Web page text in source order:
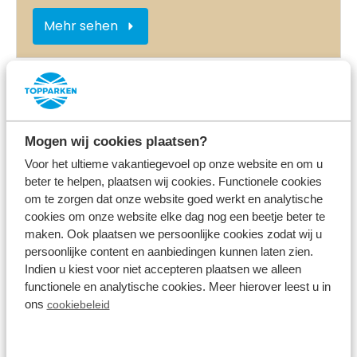
Mogen wij cookies plaatsen?
Voor het ultieme vakantiegevoel op onze website en om u
beter te helpen, plaatsen wij cookies. Functionele cookies
om te zorgen dat onze website goed werkt en analytische
cookies om onze website elke dag nog een beetje beter te
maken. Ook plaatsen we persoonlijke cookies zodat wij u
persoonlijke content en aanbiedingen kunnen laten zien.
Indien u kiest voor niet accepteren plaatsen we alleen
functionele en analytische cookies. Meer hierover leest u in
ons cookiebeleid
Mehr sehen
Im Park
Ladestation für Elektroautos